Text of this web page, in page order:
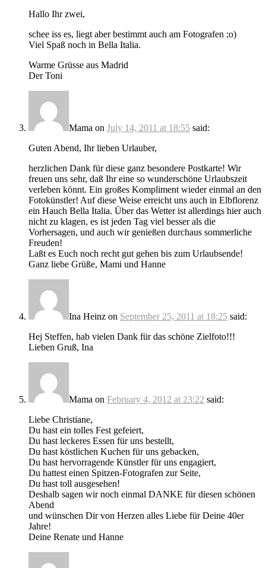
Hallo Ihr zwei,
schee iss es, liegt aber bestimmt auch am Fotografen ;o)
Viel Spaß noch in Bella Italia.
Warme Grüsse aus Madrid
Der Toni
Mama on July 14, 2011 at 18:55 said:
Guten Abend, Ihr lieben Urlauber,
herzlichen Dank für diese ganz besondere Postkarte! Wir
freuen uns sehr, daß Ihr eine so wunderschöne Urlaubszeit
verleben könnt. Ein großes Kompliment wieder einmal an den
Fotokünstler! Auf diese Weise erreicht uns auch in Elbflorenz
ein Hauch Bella Italia. Über das Wetter ist allerdings hier auch
nicht zu klagen, es ist jeden Tag viel besser als die
Vorhersagen, und auch wir genießen durchaus sommerliche
Freuden!
Laßt es Euch noch recht gut gehen bis zum Urlaubsende!
Ganz liebe Grüße, Mami und Hanne
Ina Heinz on September 25, 2011 at 18:25 said:
Hej Steffen, hab vielen Dank für das schöne Zielfoto!!!
Lieben Gruß, Ina
Mama on February 4, 2012 at 23:22 said:
Liebe Christiane,
Du hast ein tolles Fest gefeiert,
Du hast leckeres Essen für uns bestellt,
Du hast köstlichen Kuchen für uns gebacken,
Du hast hervorragende Künstler für uns engagiert,
Du hattest einen Spitzen-Fotografen zur Seite,
Du hast toll ausgesehen!
Deshalb sagen wir noch einmal DANKE für diesen schönen
Abend
und wünschen Dir von Herzen alles Liebe für Deine 40er
Jahre!
Deine Renate und Hanne